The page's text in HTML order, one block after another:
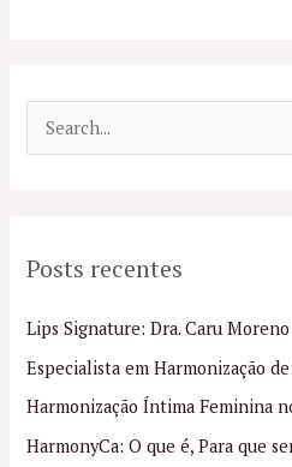
u
s
a
r
p
Posts recentes
Lips Signature: Dra. Caru
Especialista em Harmonização
Harmonização Íntima Feminina
HarmonyCa: O que é, Para que